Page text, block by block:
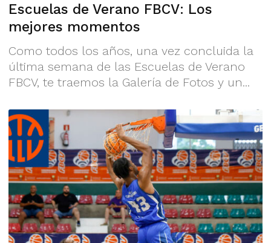
Escuelas de Verano FBCV: Los
mejores momentos
Como todos los años, una vez concluida la
última semana de las Escuelas de Verano
FBCV, te traemos la Galería de Fotos y un...